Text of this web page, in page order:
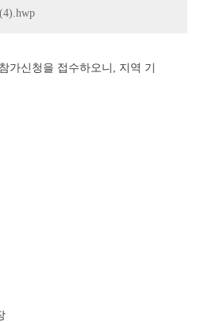
가신청을 접수하오니 , 지역 기